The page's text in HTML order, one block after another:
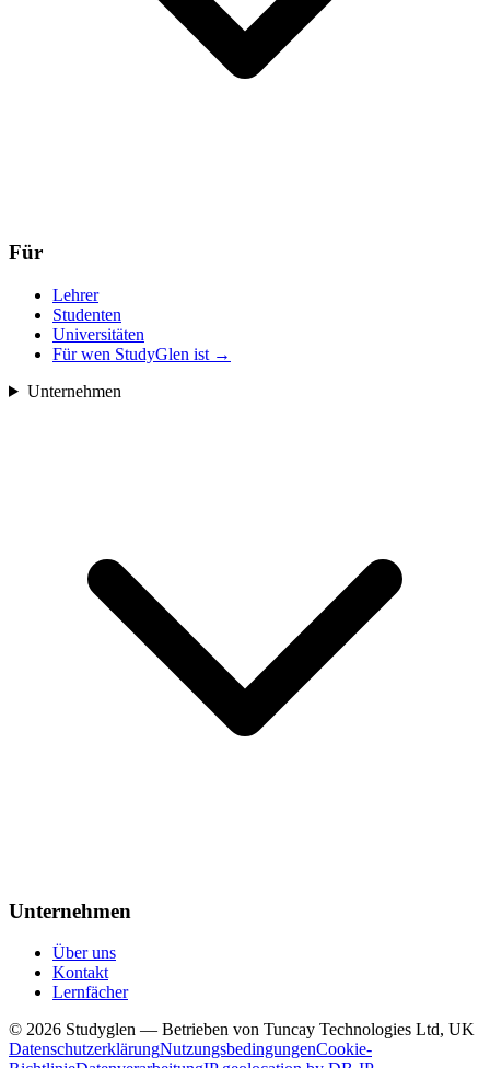
Für
Lehrer
Studenten
Universitäten
Für wen StudyGlen ist →
Unternehmen
Unternehmen
Über uns
Kontakt
Lernfächer
© 2026 Studyglen — Betrieben von Tuncay Technologies Ltd, UK
DatenschutzerklärungNutzungsbedingungenCookie-